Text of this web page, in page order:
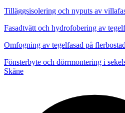
Tilläggsisolering och nyputs av
Fasadtvätt och hydrofobering av
Omfogning av tegelfasad på
Fönsterbyte och dörrmontering i
Skåne